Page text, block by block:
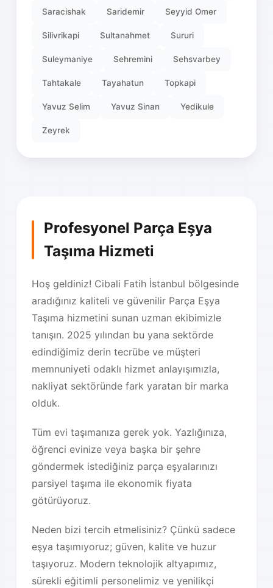
Profesyonel Parça Eşya
Taşıma Hizmeti
Hoş geldiniz! Cibali Fatih İstanbul bölgesinde
aradığınız kaliteli ve güvenilir Parça Eşya
Taşıma hizmetini sunan uzman ekibimizle
tanışın. 2025 yılından bu yana sektörde
edindiğimiz derin tecrübe ve müşteri
memnuniyeti odaklı hizmet anlayışımızla,
nakliyat sektöründe fark yaratan bir marka
olduk.
Tüm evi taşımanıza gerek yok. Yazlığınıza,
öğrenci evinize veya başka bir şehre
göndermek istediğiniz parça eşyalarınızı
parsiyel taşıma ile ekonomik fiyata
götürüyoruz.
Neden bizi tercih etmelisiniz? Çünkü sadece
eşya taşımıyoruz; güven, kalite ve huzur
taşıyoruz. Modern teknolojik altyapımız,
sürekli eğitimli personelimiz ve yenilikçi
Saracishak Saridemir Seyyid Omer
Silivrikapi Sultanahmet Sururi
Suleymaniye Sehremini Sehsvarbey
Tahtakale Tayahatun Topkapi
Yavuz Selim Yavuz Sinan Yedikule
Zeyrek